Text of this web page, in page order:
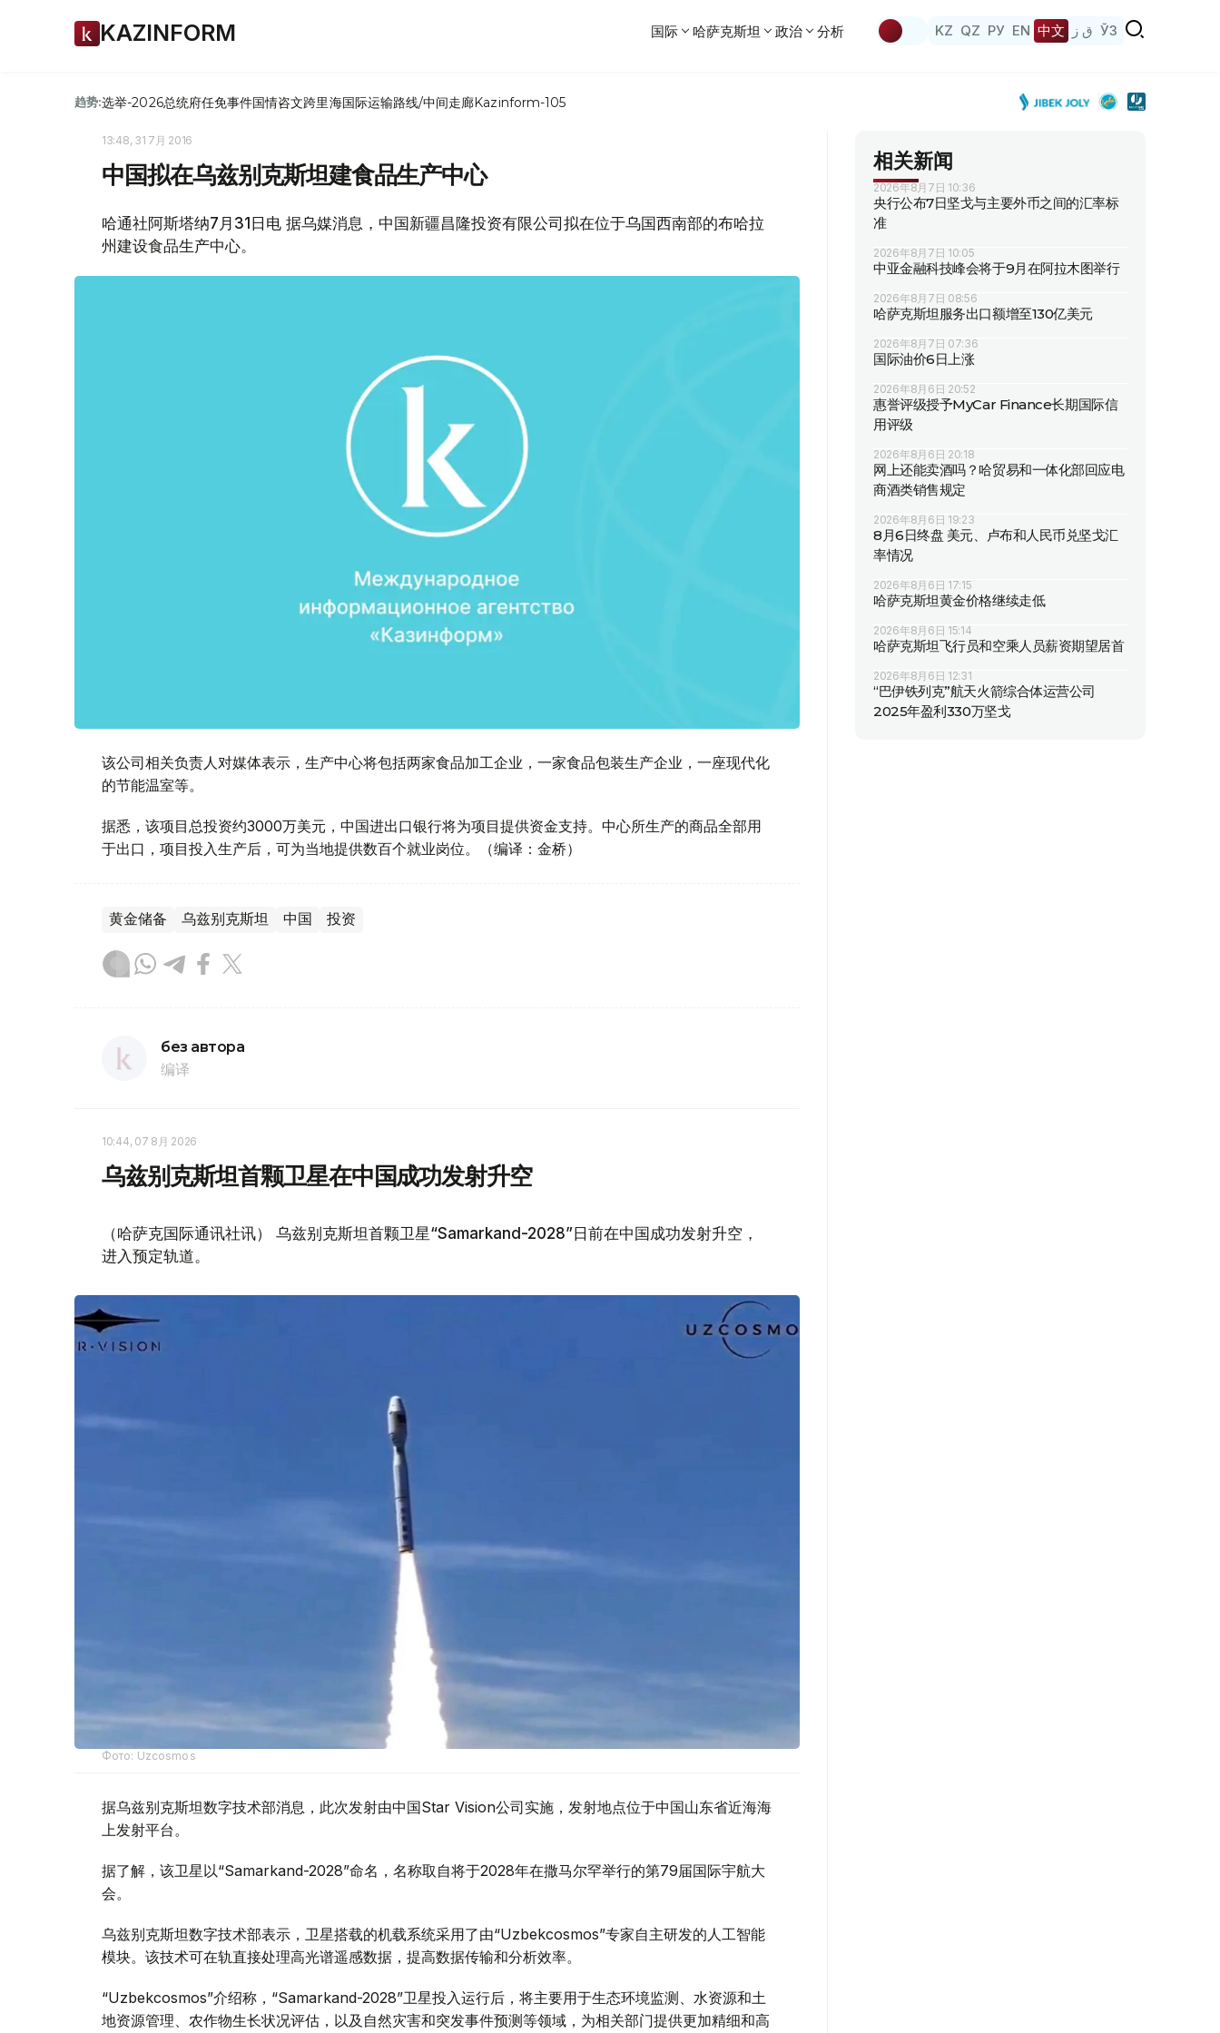
KAZINFORM 国际 哈萨克斯坦 政治 分析 KZ QZ РУ EN 中文 ق ز ЎЗ
趋势:选举-2026总统府任免事件国情咨文跨里海国际运输路线/中间走廊Kazinform-105
13:48, 31 7月 2016
中国拟在乌兹别克斯坦建食品生产中心
哈通社阿斯塔纳7月31日电 据乌媒消息，中国新疆昌隆投资有限公司拟在位于乌国西南部的布哈拉
州建设食品生产中心。
该公司相关负责人对媒体表示，生产中心将包括两家食品加工企业，一家食品包装生产企业，一座现代化
的节能温室等。
据悉，该项目总投资约3000万美元，中国进出口银行将为项目提供资金支持。中心所生产的商品全部用
于出口，项目投入生产后，可为当地提供数百个就业岗位。（编译：金桥）
黄金储备 乌兹别克斯坦 中国 投资
без автора
编译
10:44, 07 8月 2026
乌兹别克斯坦首颗卫星在中国成功发射升空
（哈萨克国际通讯社讯） 乌兹别克斯坦首颗卫星“Samarkand-2028”日前在中国成功发射升空，
进入预定轨道。
Фото: Uzcosmos
据乌兹别克斯坦数字技术部消息，此次发射由中国Star Vision公司实施，发射地点位于中国山东省近海海
上发射平台。
据了解，该卫星以“Samarkand-2028”命名，名称取自将于2028年在撒马尔罕举行的第79届国际宇航大
会。
乌兹别克斯坦数字技术部表示，卫星搭载的机载系统采用了由“Uzbekcosmos”专家自主研发的人工智能
模块。该技术可在轨直接处理高光谱遥感数据，提高数据传输和分析效率。
“Uzbekcosmos”介绍称，“Samarkand-2028”卫星投入运行后，将主要用于生态环境监测、水资源和土
地资源管理、农作物生长状况评估，以及自然灾害和突发事件预测等领域，为相关部门提供更加精细和高
相关新闻
2026年8月7日 10:36
央行公布7日坚戈与主要外币之间的汇率标
准
2026年8月7日 10:05
中亚金融科技峰会将于9月在阿拉木图举行
2026年8月7日 08:56
哈萨克斯坦服务出口额增至130亿美元
2026年8月7日 07:36
国际油价6日上涨
2026年8月6日 20:52
惠誉评级授予MyCar Finance长期国际信
用评级
2026年8月6日 20:18
网上还能卖酒吗？哈贸易和一体化部回应电
商酒类销售规定
2026年8月6日 19:23
8月6日终盘 美元、卢布和人民币兑坚戈汇
率情况
2026年8月6日 17:15
哈萨克斯坦黄金价格继续走低
2026年8月6日 15:14
哈萨克斯坦飞行员和空乘人员薪资期望居首
2026年8月6日 12:31
“巴伊铁列克”航天火箭综合体运营公司
2025年盈利330万坚戈